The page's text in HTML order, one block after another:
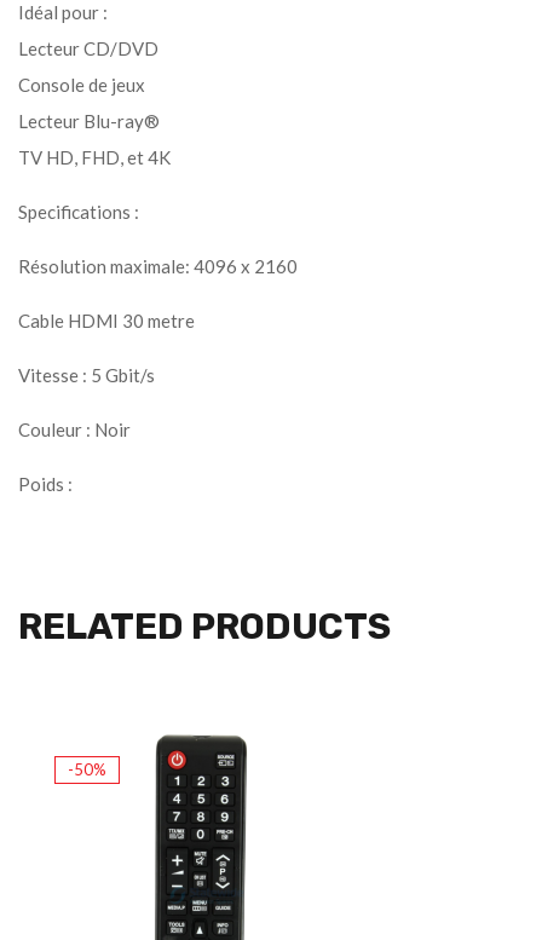
Idéal pour :
Lecteur CD/DVD
Console de jeux
Lecteur Blu-ray®
TV HD, FHD, et 4K
Specifications :
Résolution maximale: 4096 x 2160
Cable HDMI 30 metre
Vitesse : 5 Gbit/s
Couleur : Noir
Poids :
RELATED PRODUCTS
-50%